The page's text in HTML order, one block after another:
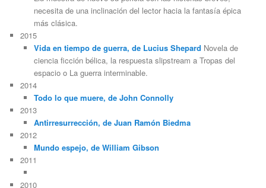
necesita de una inclinación del lector hacia la fantasía épica
más clásica.
2015
Vida en tiempo de guerra, de Lucius Shepard Novela de
ciencia ficción bélica, la respuesta slipstream a Tropas del
espacio o La guerra interminable.
2014
Todo lo que muere, de John Connolly
2013
Antirresurrección, de Juan Ramón Biedma
2012
Mundo espejo, de William Gibson
2011
2010